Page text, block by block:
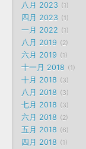
八月 2023 1
四月 2023 1
一月 2022 1
八月 2019 2
六月 2019 1
十一月 2018 1
十月 2018 3
八月 2018 3
七月 2018 3
六月 2018 2
五月 2018 6
四月 2018 1